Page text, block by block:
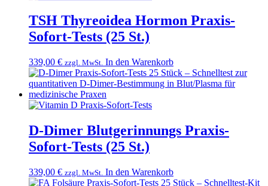
TSH Thyreoidea Hormon Praxis-
Sofort-Tests (25 St.)
339,00 € zzgl. MwSt. In den Warenkorb
D-Dimer Blutgerinnungs Praxis-
Sofort-Tests (25 St.)
339,00 € zzgl. MwSt. In den Warenkorb